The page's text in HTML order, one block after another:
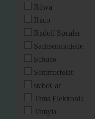
Röwa
Ruco
Rudolf Spitaler
Sachsenmodelle
Schuco
Sommerfeldt
staboCar
Tams Elektronik
Tamyia